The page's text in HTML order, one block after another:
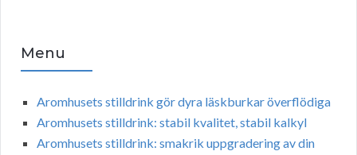
Menu
Aromhusets stilldrink gör dyra läskburkar överflödiga
Aromhusets stilldrink: stabil kvalitet, stabil kalkyl
Aromhusets stilldrink: smakrik uppgradering av din